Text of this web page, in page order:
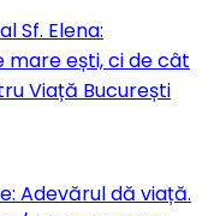
Sf. Elena:
mare ești, ci de cât
Viață București
Adevărul dă viață.